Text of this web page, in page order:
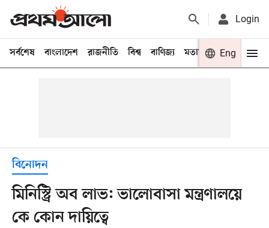
Login
সর্বশেষ বাংলাদেশ রাজনীতি বিশ্ব বাণিজ্য মতামত খেলা
Eng
বিনোদন
মিনিস্ট্রি অব লাভ: ভালোবাসা মন্ত্রণালয়ে
কে কোন দায়িত্বে